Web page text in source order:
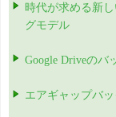
時代が求める新
グモデル
Google Driveのバ
エアギャップバ